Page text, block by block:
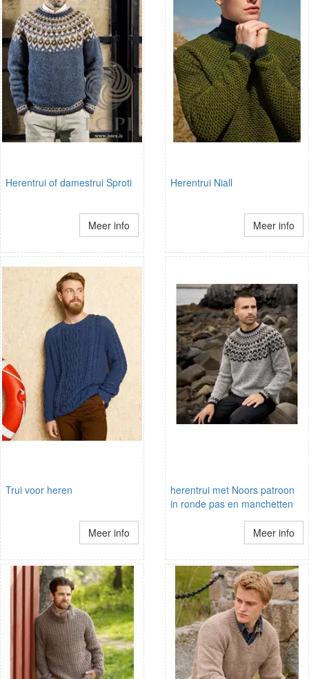
Herentrui of damestrui Sproti
Meer info
Herentrui Niall
Meer info
Trui voor heren
Meer info
herentrui met Noors patroon
in ronde pas en manchetten
Meer info